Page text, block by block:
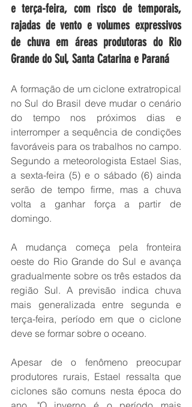
e terça-feira, com risco de temporais,
rajadas de vento e volumes expressivos
de chuva em áreas produtoras do Rio
Grande do Sul, Santa Catarina e Paraná
A formação de um ciclone extratropical
no Sul do Brasil deve mudar o cenário
do tempo nos próximos dias e
interromper a sequência de condições
favoráveis para os trabalhos no campo.
Segundo a meteorologista Estael Sias,
a sexta-feira (5) e o sábado (6) ainda
serão de tempo firme, mas a chuva
volta a ganhar força a partir de
domingo.
A mudança começa pela fronteira
oeste do Rio Grande do Sul e avança
gradualmente sobre os três estados da
região Sul. A previsão indica chuva
mais generalizada entre segunda e
terça-feira, período em que o ciclone
deve se formar sobre o oceano.
Apesar de o fenômeno preocupar
produtores rurais, Estael ressalta que
ciclones são comuns nesta época do